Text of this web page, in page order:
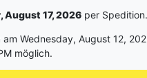
August 17, 2026 per Spedition.
Wednesday, August 12,
möglich.